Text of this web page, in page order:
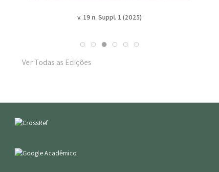
v. 19 n. Suppl. 1 (2025)
Ver Todas as Edições